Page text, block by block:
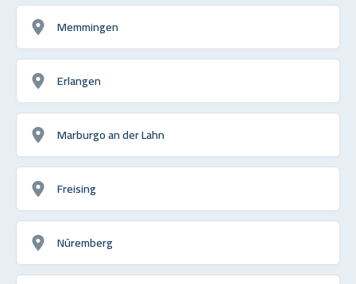
Memmingen
Erlangen
Marburgo an der Lahn
Freising
Núremberg